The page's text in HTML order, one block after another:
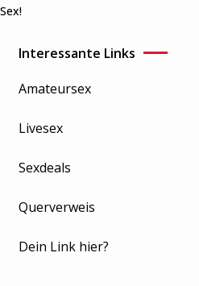
Interessante Links
Amateursex
Livesex
Sexdeals
Querverweis
Dein Link hier?